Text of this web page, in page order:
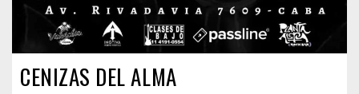
CENIZAS DEL ALMA